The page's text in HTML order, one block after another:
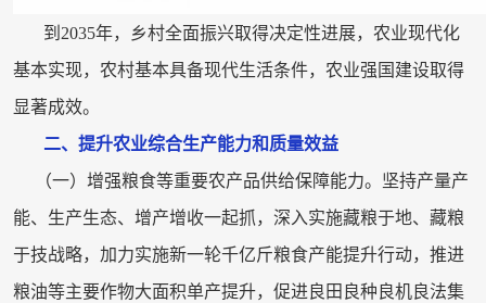
到2035年，乡村全面振兴取得决定性进展，农业现代化
基本实现，农村基本具备现代生活条件，农业强国建设取得
显著成效。
二、提升农业综合生产能力和质量效益
（一）增强粮食等重要农产品供给保障能力。坚持产量产
能、生产生态、增产增收一起抓，深入实施藏粮于地、藏粮
于技战略，加力实施新一轮千亿斤粮食产能提升行动，推进
粮油等主要作物大面积单产提升，促进良田良种良机良法集